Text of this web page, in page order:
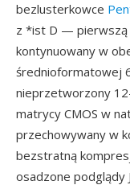
bezlusterkowce
z *ist D — pierwszą
kontynuowany w
średnioformatowej
nieprzetworzony
matrycy CMOS w
przechowywany w
bezstratną
osadzone podglądy